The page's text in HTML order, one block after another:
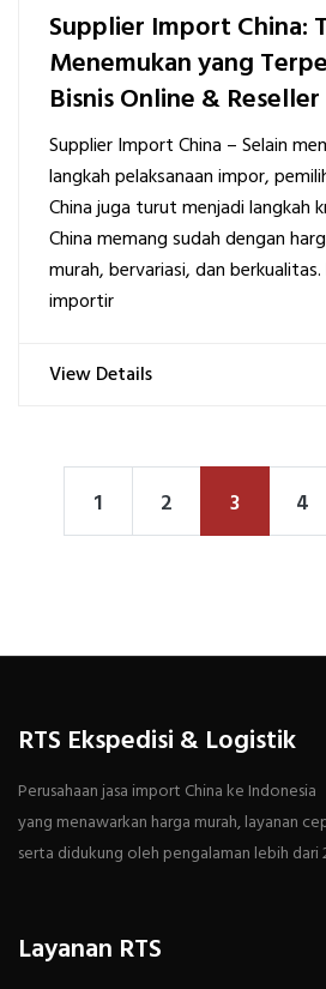
Supplier Import China:
Menemukan yang
Bisnis Online & Reseller
Supplier Import China – Selain
langkah pelaksanaan impor,
China juga turut menjadi langkah
China memang sudah dengan
murah, bervariasi, dan
importir
View Details
1 2 3 4
RTS Ekspedisi & Logistik
Perusahaan jasa import China ke Indonesia
yang menawarkan harga murah, layanan
serta didukung oleh pengalaman lebih dari
Layanan RTS